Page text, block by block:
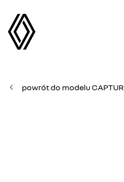
powrót do modelu CAPTUR